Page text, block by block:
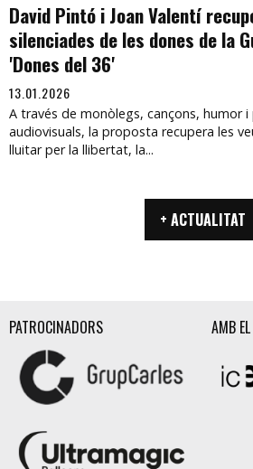
David Pintó i Joan Valentí
silenciades de les dones de la
'Dones del 36'
13.01.2026
A través de monòlegs, cançons, humor i
audiovisuals, la proposta recupera les
lluitar per la llibertat, la...
+ ACTUALITAT
PATROCINADORS AMB